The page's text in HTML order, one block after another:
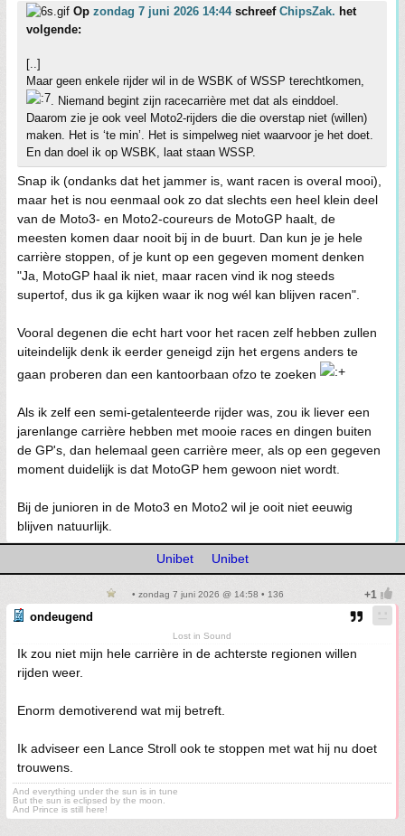
Op zondag 7 juni 2026 14:44schreef ChipsZak. het
volgende:
[..]
Maar geen enkele rijder wil in de WSBK of WSSP terechtkomen,
. Niemand begint zijn racecarrière met dat als einddoel.
Daarom zie je ook veel Moto2-rijders die die overstap niet (willen)
maken. Het is ‘te min’. Het is simpelweg niet waarvoor je het doet.
En dan doel ik op WSBK, laat staan WSSP.
Snap ik (ondanks dat het jammer is, want racen is overal mooi),
maar het is nou eenmaal ook zo dat slechts een heel klein deel
van de Moto3- en Moto2-coureurs de MotoGP haalt, de
meesten komen daar nooit bij in de buurt. Dan kun je je hele
carrière stoppen, of je kunt op een gegeven moment denken
"Ja, MotoGP haal ik niet, maar racen vind ik nog steeds
supertof, dus ik ga kijken waar ik nog wél kan blijven racen".
Vooral degenen die echt hart voor het racen zelf hebben zullen
uiteindelijk denk ik eerder geneigd zijn het ergens anders te
gaan proberen dan een kantoorbaan ofzo te zoeken
Als ik zelf een semi-getalenteerde rijder was, zou ik liever een
jarenlange carrière hebben met mooie races en dingen buiten
de GP's, dan helemaal geen carrière meer, als op een gegeven
moment duidelijk is dat MotoGP hem gewoon niet wordt.
Bij de junioren in de Moto3 en Moto2 wil je ooit niet eeuwig
blijven natuurlijk.
Unibet Unibet
• zondag 7 juni 2026 @ 14:58 • 136
ondeugend
Lost in Sound
Ik zou niet mijn hele carrière in de achterste regionen willen
rijden weer.
Enorm demotiverend wat mij betreft.
Ik adviseer een Lance Stroll ook te stoppen met wat hij nu doet
trouwens.
And everything under the sun is in tune
But the sun is eclipsed by the moon.
And Prince is still here!